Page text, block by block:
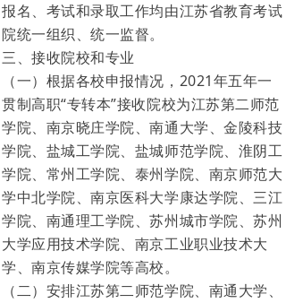
报名、考试和录取工作均由江苏省教育考试
院统一组织、统一监督。
三、接收院校和专业
（一）根据各校申报情况，2021年五年一
贯制高职“专转本”接收院校为江苏第二师范
学院、南京晓庄学院、南通大学、金陵科技
学院、盐城工学院、盐城师范学院、淮阴工
学院、常州工学院、泰州学院、南京师范大
学中北学院、南京医科大学康达学院、三江
学院、南通理工学院、苏州城市学院、苏州
大学应用技术学院、南京工业职业技术大
学、南京传媒学院等高校。
（二）安排江苏第二师范学院、南通大学、